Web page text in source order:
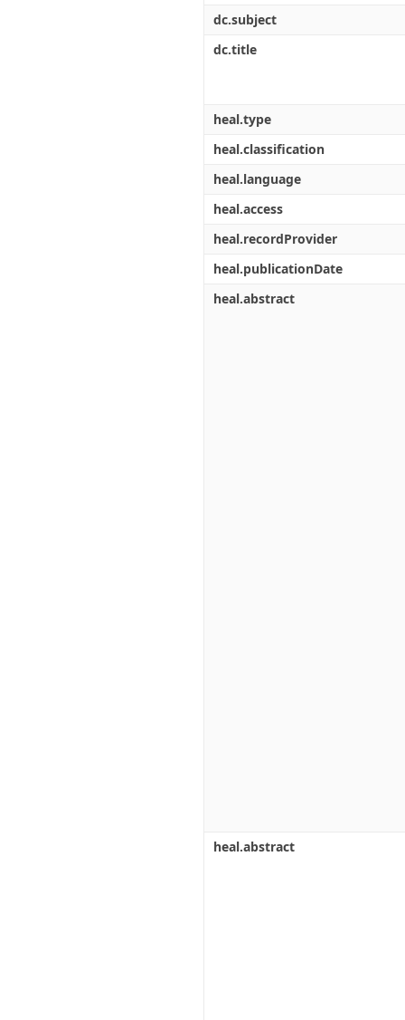
dc.subject
dc.title
heal.type
heal.classification
heal.language
heal.access
heal.recordProvider
heal.publicationDate
heal.abstract
heal.abstract